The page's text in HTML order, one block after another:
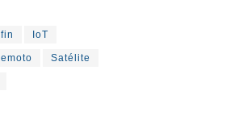
fin IoT
Satélite